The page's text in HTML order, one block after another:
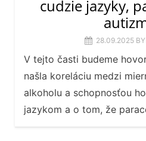
cudzie jazyky,
28.09.2025 BY
V tejto časti budeme
našla koreláciu medzi
alkoholu a schopnosťou
jazykom a o tom, že